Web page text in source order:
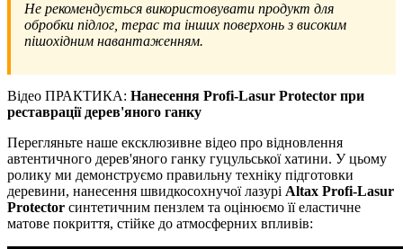
Не рекомендується використовувати продукт для
обробки підлог, терас та інших поверхонь з високим
пішохідним навантаженням.
Відео ПРАКТИКА: Нанесення Profi-Lasur Protector при
реставрації дерев'яного ганку
Перегляньте наше ексклюзивне відео про відновлення
автентичного дерев'яного ганку гуцульської хатини. У цьому
ролику ми демонструємо правильну техніку підготовки
деревини, нанесення швидкосохнучої лазурі Altax Profi-Lasur
Protector синтетичним пензлем та оцінюємо її еластичне
матове покриття, стійке до атмосферних впливів: